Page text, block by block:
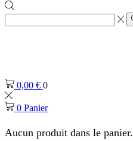
Zone
de
0,00 € 0
0 Panier
Aucun produit dans le panier.